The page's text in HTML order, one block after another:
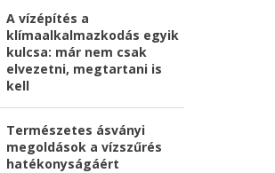
A vízépítés a
klímaalkalmazkodás egyik
kulcsa: már nem csak
elvezetni, megtartani is
kell
Természetes ásványi
megoldások a vízszűrés
hatékonyságáért